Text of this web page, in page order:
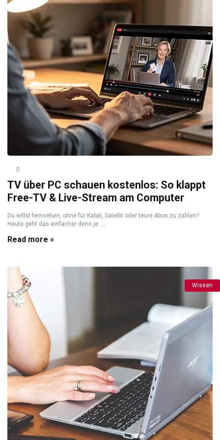
0
TV über PC schauen kostenlos: So klappt
Free-TV & Live-Stream am Computer
Du willst fernsehen, ohne für Kabel, Satellit oder teure Abos zu zahlen?
Heute geht das einfacher denn je: ...
Read more »
Wissen